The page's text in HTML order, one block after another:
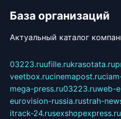
База организаций
Актуальный каталог
03223.ruufille.rukrasotata.ru
veetbox.rucinemapost.ru
mega-press.ru03223.ruweb-
eurovision-russia.rustrah-
itrack-24.rusexshopexpress.ru